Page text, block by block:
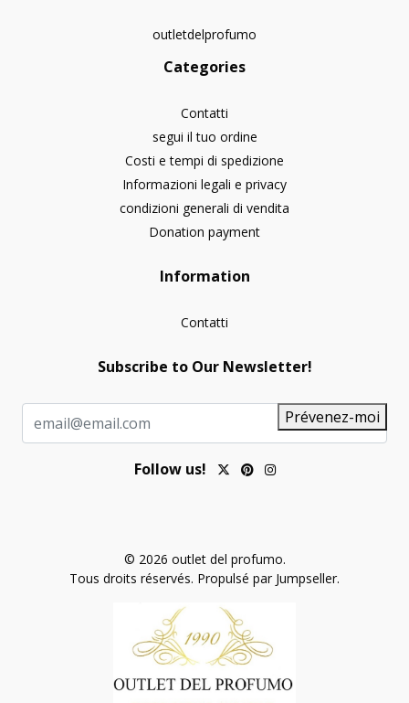
outletdelprofumo
Categories
Contatti
segui il tuo ordine
Costi e tempi di spedizione
Informazioni legali e privacy
condizioni generali di vendita
Donation payment
Information
Contatti
Subscribe to Our Newsletter!
Prévenez-moi
Follow us!
© 2026 outlet del profumo.
Tous droits réservés. Propulsé par Jumpseller.